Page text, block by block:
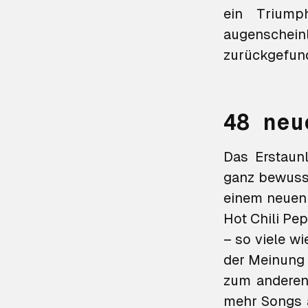
ein
48
Das
ganz
einem
Hot Chili
– so viele
der Meinung
zum
mehr